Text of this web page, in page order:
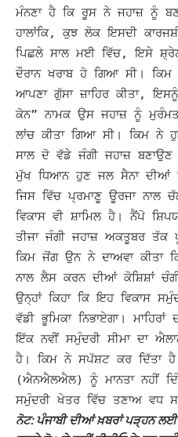
ਮੰਨਣਾ ਹੈ ਕਿ ਰੂਸ ਨੇ ਜਹਾਜ਼ ਨੂੰ
ਹਾਲਾਂਕਿ, ਕੁਝ ਲੋਕ ਇਸਦੀ
ਪਿਛਲੇ ਸਾਲ ਮਈ ਵਿੱਚ, ਇਸੇ
ਦੌਰਾਨ ਖਰਾਬ ਹੋ ਗਿਆ ਸੀ।
ਆਪਣਾ ਗੁੱਸਾ ਜ਼ਾਹਿਰ ਕੀਤਾ,
ਕੋਨ” ਨਾਮਕ ਉਸ ਜਹਾਜ਼ ਨੂੰ
ਲਾਂਚ ਕੀਤਾ ਗਿਆ ਸੀ। ਕਿਮ ਨੇ
ਸਾਲ ਦੋ ਵੱਡੇ ਜੰਗੀ ਜਹਾਜ਼ ਬਣਾਉਣ
ਮੁੱਖ ਧਿਆਨ ਹੁਣ ਜਲ ਸੈਨਾ ਦੀਆਂ
ਜਿਸ ਵਿੱਚ ਪ੍ਰਮਾਣੂ ਊਰਜਾ ਨਾਲ
ਵਿਕਾਸ ਵੀ ਸ਼ਾਮਿਲ ਹੈ।ਨੈਂਪੋ
ਤੀਜਾ ਜੰਗੀ ਜਹਾਜ਼ ਅਕਤੂਬਰ ਤੱਕ
ਕਿਮ ਜੋਂਗ ਉਨ ਨੇ ਦਾਅਵਾ ਕੀਤਾ
ਨਾਲ ਲੈਸ ਕਰਨ ਦੀਆਂ ਕੋਸ਼ਿਸ਼ਾਂ
ਉਨ੍ਹਾਂ ਕਿਹਾ ਕਿ ਇਹ ਵਿਕਾਸ
ਵੱਡੀ ਭੂਮਿਕਾ ਨਿਭਾਏਗਾ।
ਇੱਕ ਨਵੀਂ ਸਮੁੰਦਰੀ ਸੀਮਾ ਦਾ
ਹੈ। ਕਿਮ ਨੇ ਸਪੱਸ਼ਟ ਕਰ ਦਿੱਤਾ ਹੈ
(ਐਨਐਲਐਲ) ਨੂੰ ਮਾਨਤਾ ਨਹੀਂ
ਸਮੁੰਦਰੀ ਖੇਤਰ ਵਿੱਚ ਤਣਾਅ ਵਧ
ਨੋਟ: ਪੰਜਾਬੀ ਦੀਆਂ ਖ਼ਬਰਾਂ ਪੜ੍ਹਨ